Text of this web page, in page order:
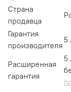
Страна
продавца
Гарантия
производителя
5
Расширенная
гарантия
5